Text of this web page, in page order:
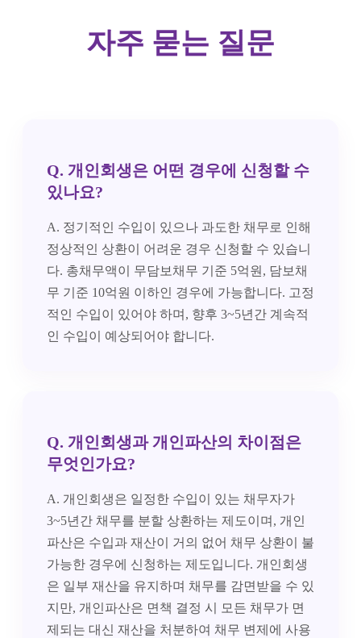
자주 묻는 질문
Q. 개인회생은 어떤 경우에 신청할 수
있나요?
A. 정기적인 수입이 있으나 과도한 채무로 인해
정상적인 상환이 어려운 경우 신청할 수 있습니
다. 총채무액이 무담보채무 기준 5억원, 담보채
무 기준 10억원 이하인 경우에 가능합니다. 고정
적인 수입이 있어야 하며, 향후 3~5년간 계속적
인 수입이 예상되어야 합니다.
Q. 개인회생과 개인파산의 차이점은
무엇인가요?
A. 개인회생은 일정한 수입이 있는 채무자가
3~5년간 채무를 분할 상환하는 제도이며, 개인
파산은 수입과 재산이 거의 없어 채무 상환이 불
가능한 경우에 신청하는 제도입니다. 개인회생
은 일부 재산을 유지하며 채무를 감면받을 수 있
지만, 개인파산은 면책 결정 시 모든 채무가 면
제되는 대신 재산을 처분하여 채무 변제에 사용